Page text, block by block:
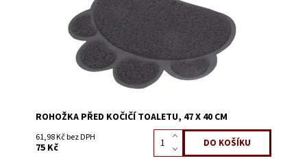
ROHOŽKA PŘED KOČIČÍ TOALETU, 47 X 40 CM
61,98 Kč bez DPH
75 Kč